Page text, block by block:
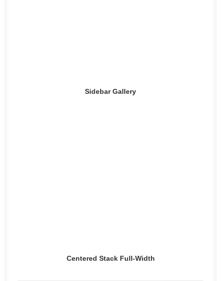
Sidebar Gallery
Centered Stack Full-Width